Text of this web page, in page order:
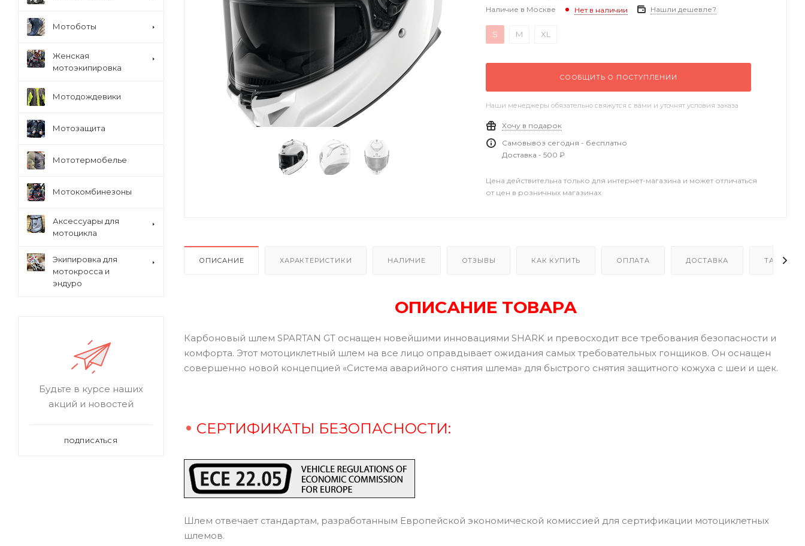
Наличие в Москве Нет в наличии Нашли дешевле?
S M XL
СООБЩИТЬ О ПОСТУПЛЕНИИ
Наши менеджеры обязательно свяжутся с вами и уточнят условия заказа
Хочу в подарок
Самовывоз сегодня - бесплатно
Доставка - 500 ₽
Цена действительна только для интернет-магазина и может отличаться
от цен в розничных магазинах
ОПИСАНИЕ ХАРАКТЕРИСТИКИ НАЛИЧИЕ ОТЗЫВЫ КАК КУПИТЬ ОПЛАТА ДОСТАВКА ТАБЛИЦА
ОПИСАНИЕ ТОВАРА
Карбоновый шлем SPARTAN GT оснащен новейшими инновациями SHARK и превосходит все требования безопасности и
комфорта. Этот мотоциклетный шлем на все лицо оправдывает ожидания самых требовательных гонщиков. Он оснащен
совершенно новой концепцией «Система аварийного снятия шлема» для быстрого снятия защитного кожуха с шеи и щек.
СЕРТИФИКАТЫ БЕЗОПАСНОСТИ:
Шлем отвечает стандартам, разработанным Европейской экономической комиссией для сертификации мотоциклетных
шлемов.
Мотоботы
Женская
мотоэкипировка
Мотодождевики
Мотозащита
Мототермобелье
Мотокомбинезоны
Аксессуары для
мотоцикла
Экипировка для
мотокросса и
эндуро
Будьте в курсе наших
акций и новостей
ПОДПИСАТЬСЯ